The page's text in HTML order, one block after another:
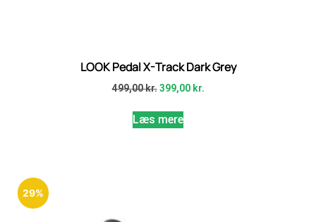
LOOK Pedal X-Track Dark Grey
499,00kr. 399,00 kr.
Læs mere
29%